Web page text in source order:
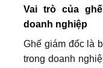
Vai trò của
doanh nghiệp
Ghế giám đốc là
trong doanh